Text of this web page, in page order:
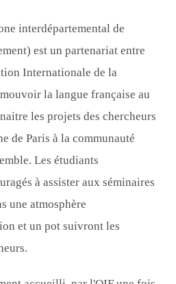
interdépartemental de
est un partenariat entre
Internationale de la
la langue française au
les projets des chercheurs
de Paris à la communauté
Les étudiants
à assister aux séminaires
une atmosphère
et un pot suivront les